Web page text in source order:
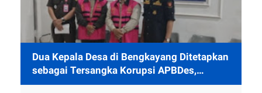
Dua Kepala Desa di Bengkayang Ditetapkan
sebagai Tersangka Korupsi APBDes,
Ditahan 40 Hari di Rutan